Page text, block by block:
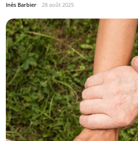
Inès Barbier 28 août 2025